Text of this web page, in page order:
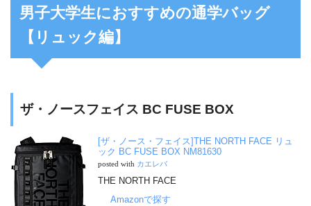
男子大学生におすすめの通学バッグ
【リュック編】
ザ・ノースフェイス BC FUSE BOX
[ザ・ノース・フェイス]THE NORTH FACE リュ
ック BC FUSE BOX NM81630
posted with カエレバ
THE NORTH FACE
Amazonで探す